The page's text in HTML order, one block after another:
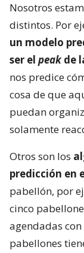
Nosotros
distintos. Por
un modelo
ser el peakde
nos predice
cosa de que
puedan
solamente
Otros son los
predicción en
pabellón, por
cinco
agendadas
pabellones